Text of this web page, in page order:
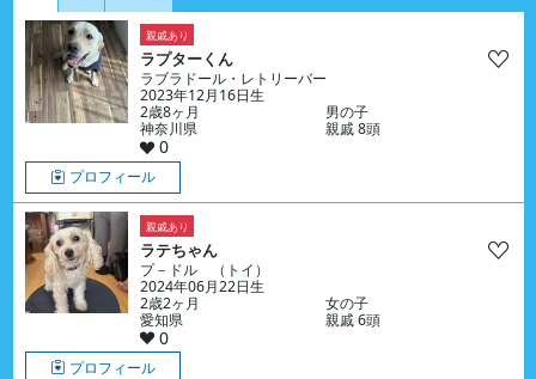
親戚あり
ラプターくん
ラブラドール・レトリーバー
2023年12月16日生
2歳8ヶ月
男の子
神奈川県
親戚 8頭
0
プロフィール
親戚あり
ラテちゃん
プ－ドル （トイ）
2024年06月22日生
2歳2ヶ月
女の子
愛知県
親戚 6頭
0
プロフィール